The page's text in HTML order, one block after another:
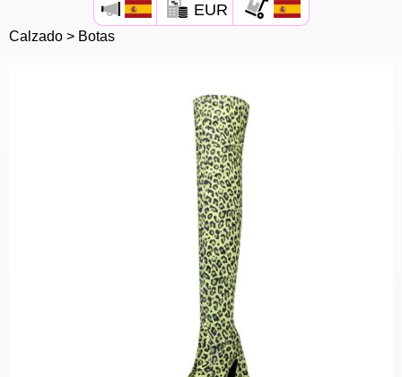
EUR
Calzado > Botas
Abre tu menú de Safari.
y toca AÑADIR A LA PANTALLA DE INICIO
onlinedragshop ahora está instalado como APLICACIÓN